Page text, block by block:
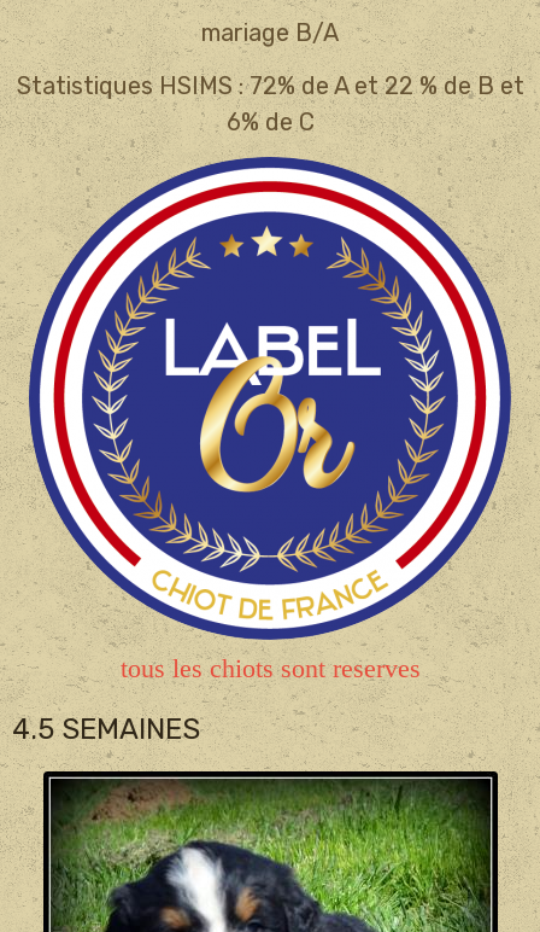
mariage B/A
Statistiques HSIMS : 72% de A et 22 % de B et
6% de C
tous les chiots sont reserves
4.5 SEMAINES